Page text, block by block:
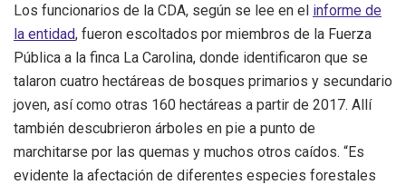
Los funcionarios de la CDA, según se lee en el informe de
la entidad, fueron escoltados por miembros de la Fuerza
Pública a la finca La Carolina, donde identificaron que se
talaron cuatro hectáreas de bosques primarios y secundario
joven, así como otras 160 hectáreas a partir de 2017. Allí
también descubrieron árboles en pie a punto de
marchitarse por las quemas y muchos otros caídos. “Es
evidente la afectación de diferentes especies forestales